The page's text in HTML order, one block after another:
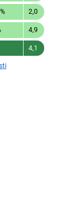
2,0
4,9
4,1